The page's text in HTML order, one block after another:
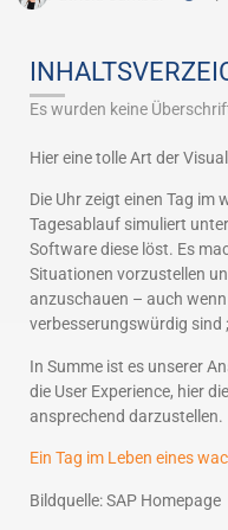
Es wurden keine
Hier eine tolle Art der
Die Uhr zeigt einen Tag im
Tagesablauf simuliert
Software diese löst. Es
Situationen vorzustellen
anzuschauen – auch
verbesserungswürdig sind
In Summe ist es unserer
die User Experience, hier
ansprechend darzustellen.
Ein Tag im Leben eines
Bildquelle: SAP Homepage